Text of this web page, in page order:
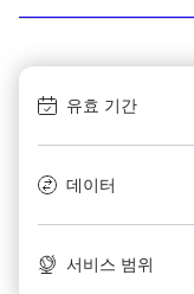
유효 기간
데이터
서비스 범위